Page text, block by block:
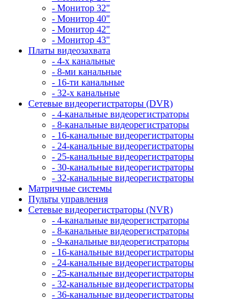
- Монитор 32"
- Монитор 40"
- Монитор 42"
- Монитор 43"
Платы видеозахвата
- 4-х канальные
- 8-ми канальные
- 16-ти канальные
- 32-х канальные
Сетевые видеорегистраторы (DVR)
- 4-канальные видеорегистраторы
- 8-канальные видеорегистраторы
- 16-канальные видеорегистраторы
- 24-канальные видеорегистраторы
- 25-канальные видеорегистраторы
- 30-канальные видеорегистраторы
- 32-канальные видеорегистраторы
Матричные системы
Пульты управления
Сетевые видеорегистраторы (NVR)
- 4-канальные видеорегистраторы
- 8-канальные видеорегистраторы
- 9-канальные видеорегистраторы
- 16-канальные видеорегистраторы
- 24-канальные видеорегистраторы
- 25-канальные видеорегистраторы
- 32-канальные видеорегистраторы
- 36-канальные видеорегистраторы